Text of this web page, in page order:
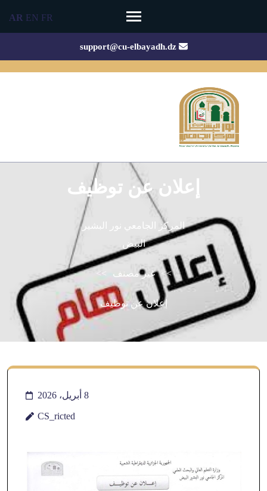
(Press
support@cu-elbayadh.dz
إعلان عن توظيف
المركز الجامعي نور البشير
البيض
>> غير مصنف >>
إعلان عن توظيف
8 أبريل، 2026
CS_ricted
AR EN FR